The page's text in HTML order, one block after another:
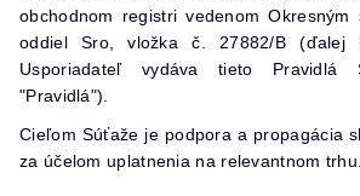
obchodnom registri vedenom Okresným
oddiel Sro, vložka č. 27882/B (ďalej
Usporiadateľ vydáva tieto Pravidlá
"Pravidlá").
Cieľom Súťaže je podpora a propagácia
za účelom uplatnenia na relevantnom trhu.